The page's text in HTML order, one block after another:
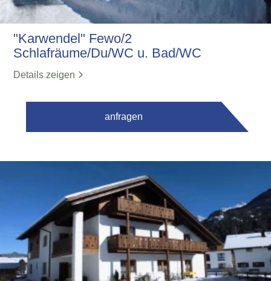
"Karwendel" Fewo/2
Schlafräume/Du/WC u. Bad/WC
Details zeigen
anfragen